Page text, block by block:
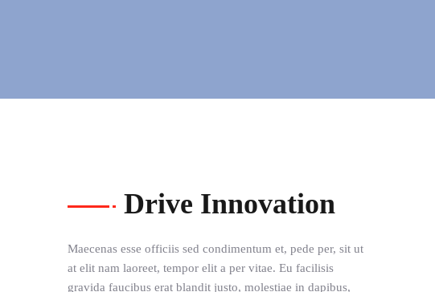
Drive Innovation
Maecenas esse officiis sed condimentum et, pede per, sit ut
at elit nam laoreet, tempor elit a per vitae. Eu facilisis
gravida faucibus erat blandit justo, molestiae in dapibus,